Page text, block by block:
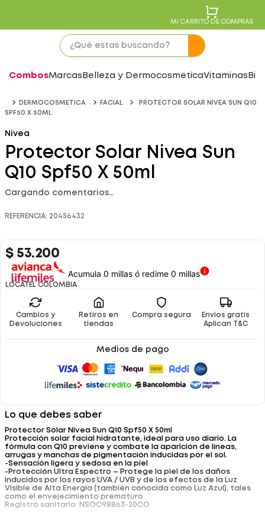
MI CARRITO DE COMPRAS
CombosMarcas Belleza y DermocosmeticaVitaminas
DERMOCOSMETICA FACIAL
PROTECTOR SOLAR NIVEA SUN Q10
SPF50 X 50ML
Nivea
Protector Solar Nivea Sun
Q10 Spf50 X 50ml
Cargando comentarios…
REFERENCIA: 20456432
$ 53.200
Acumula 0 millas ó redime 0 millas
LOCATEL COLOMBIA
Cambios y
Devoluciones
Retiros en
tiendas
Compra segura
Envíos gratis
Aplican T&C
Medios de pago
Lo que debes saber
Protector Solar Nivea Sun Q10 Spf50 X 50ml
Protección solar facial hidratante, ideal para uso diario. La
fórmula con Q10 previene y combate la aparición de líneas,
arrugas y manchas de pigmentación inducidas por el sol.
-Sensación ligera y sedosa en la piel
-Protección Ultra Espectro – Protege la piel de los daños
inducidos por los rayos UVA / UVB y de los efectos de la Luz
Visible de Alta Energía (también conocida como Luz Azul), tales
como el envejecimiento prematuro
Registro sanitario: NSOC98863-20CO